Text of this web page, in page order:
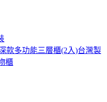
款多功能三層櫃(2入)台灣製
櫃